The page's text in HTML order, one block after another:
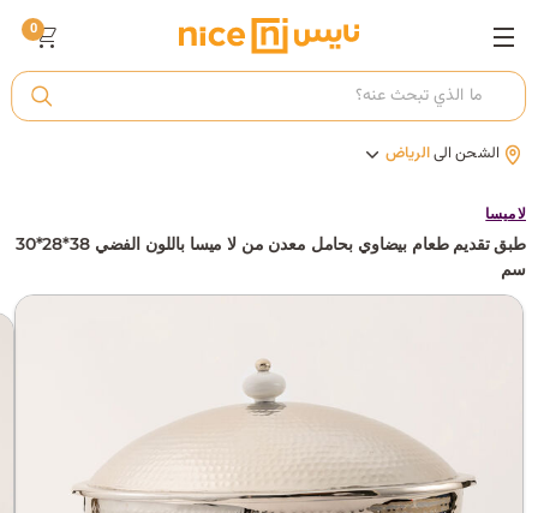
أ الشحن الىالرياض
0
لا ميسا
طبق تقديم طعام بيضاوي بحامل معدن من لا ميسا باللون الفضي 38*28*30
سم